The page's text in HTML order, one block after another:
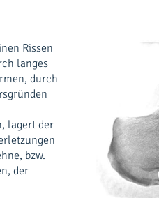
Rissen
langes
durch
lagert der
bzw.
der